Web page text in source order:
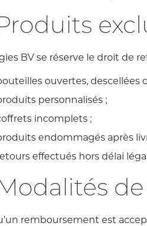
BV se réserve le droit de
ouvertes,
personnalisés ;
incomplets ;
endommagés après
effectués hors délai
remboursement est